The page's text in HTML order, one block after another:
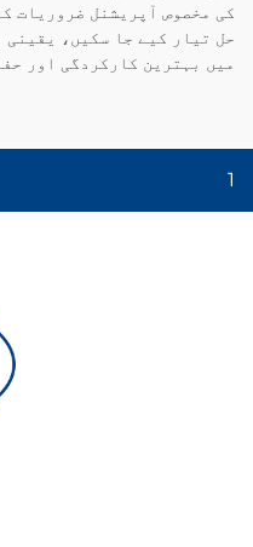
کی مخصوص آپریشنل ضروریات
حل تیار کیے جا سکیں،
میں بہترین کارکردگی اور
1